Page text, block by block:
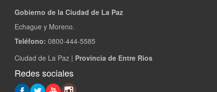
Gobierno de la Ciudad de La Paz
Echague y Moreno.
Teléfono: 0800-444-5585
Ciudad de La Paz | Provincia de Entre Ríos
Redes sociales